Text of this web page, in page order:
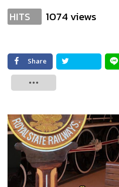
HITS 1074 views
Share